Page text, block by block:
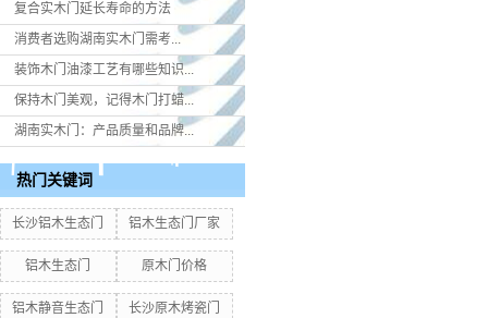
复合实木门延长寿命的方法
消费者选购湖南实木门​需考...
装饰木门油漆工艺有哪些知识...
保持木门美观，记得木门打蜡...
湖南实木门：产品质量和品牌...
热门关键词
长沙铝木生态门 铝木生态门厂家
铝木生态门 原木门价格
铝木静音生态门 长沙原木烤瓷门